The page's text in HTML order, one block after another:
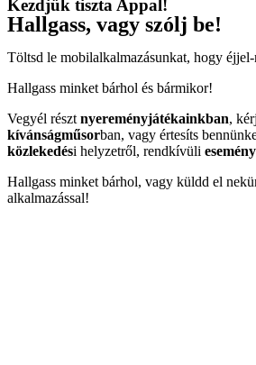
Kezdjük tiszta Appal!
Hallgass, vagy szólj be!
Töltsd le mobilalkalmazásunkat, hogy
Hallgass minket bárhol és bármikor!
Vegyél részt nyereményjátékainkban,
kívánságműsorban, vagy értesíts
közlekedési helyzetről, rendkívüli
Hallgass minket bárhol, vagy küldd el
alkalmazással!